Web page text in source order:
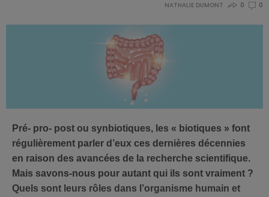
NATHALIE DUMONT 0 0
Pré- pro- post ou synbiotiques, les « biotiques » font
régulièrement parler d’eux ces dernières décennies
en raison des avancées de la recherche scientifique.
Mais savons-nous pour autant qui ils sont vraiment ?
Quels sont leurs rôles dans l’organisme humain et